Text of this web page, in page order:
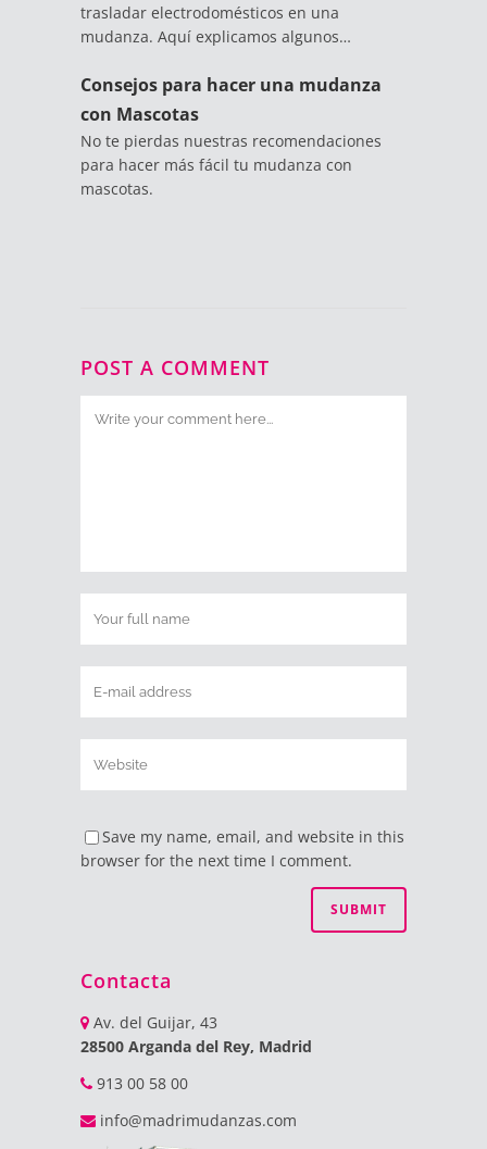
trasladar electrodomésticos en una
mudanza. Aquí explicamos algunos…
Consejos para hacer una mudanza
con Mascotas
No te pierdas nuestras recomendaciones
para hacer más fácil tu mudanza con
mascotas.
POST A COMMENT
Save my name, email, and website in this
browser for the next time I comment.
Contacta
Av. del Guijar, 43
28500 Arganda del Rey, Madrid
913 00 58 00
info@madrimudanzas.com